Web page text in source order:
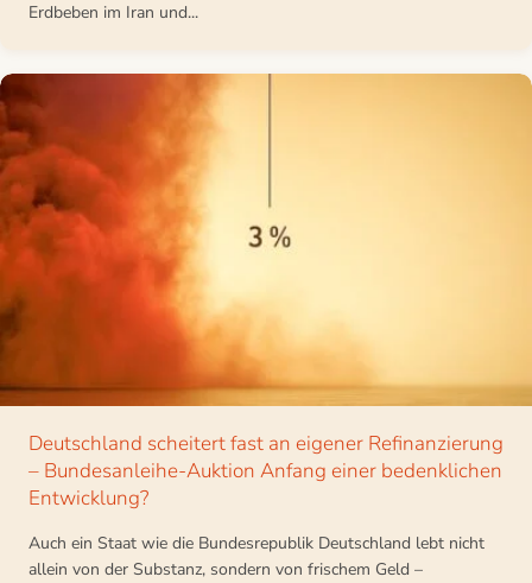
Erdbeben im Iran und...
Deutschland scheitert fast an eigener Refinanzierung
– Bundesanleihe-Auktion Anfang einer bedenklichen
Entwicklung?
Auch ein Staat wie die Bundesrepublik Deutschland lebt nicht
allein von der Substanz, sondern von frischem Geld –